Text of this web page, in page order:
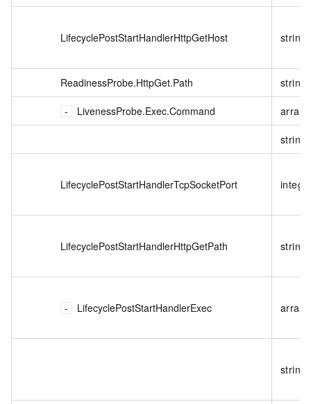
LifecyclePostStartHandlerHttpGetHost string
ReadinessProbe.HttpGet.Path string
LivenessProbe.Exec.Command array
string
LifecyclePostStartHandlerTcpSocketPort
LifecyclePostStartHandlerHttpGetPath string
LifecyclePostStartHandlerExec array
string